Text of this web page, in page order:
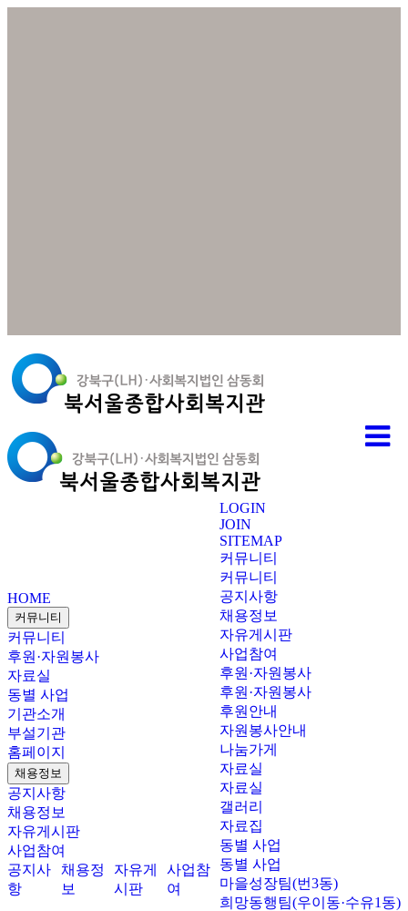
LOGIN
JOIN
SITEMAP
커뮤니티
커뮤니티
공지사항
채용정보
자유게시판
사업참여
후원·자원봉사
후원·자원봉사
후원안내
자원봉사안내
나눔가게
자료실
자료실
갤러리
자료집
동별 사업
동별 사업
마을성장팀(번3동)
희망동행팀(우이동·수유1동)
HOME
커뮤니티
커뮤니티
후원·자원봉사
자료실
동별 사업
기관소개
부설기관
홈페이지
채용정보
공지사항
채용정보
자유게시판
사업참여
공지사
항
채용정
보
자유게
시판
사업참
여